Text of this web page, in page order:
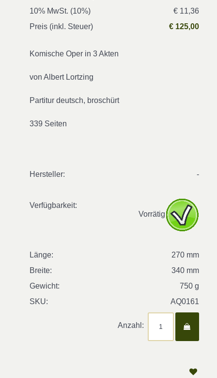
10% MwSt. (10%)
€ 11,36
Preis (inkl. Steuer)
€ 125,00
Komische Oper in 3 Akten
von Albert Lortzing
Partitur deutsch, broschürt
339 Seiten
Hersteller: -
Verfügbarkeit:
Vorrätig
Länge:
270 mm
Breite:
340 mm
Gewicht:
750 g
SKU:
AQ0161
Anzahl: